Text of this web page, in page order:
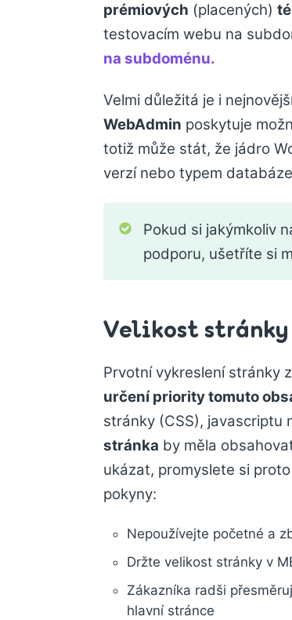
prémiových (placených)
testovacím webu na
na subdoménu.
Velmi důležitá je i
WebAdmin poskytuje
totiž může stát, že jádro
verzí nebo typem
Pokud si jakýmkoliv
podporu, ušetříte si
Velikost
Prvotní vykreslení stránky
určení priority tomuto
stránky (CSS), javascriptu
stránka by měla
ukázat, promyslete si
pokyny:
Nepoužívejte početné a
Držte velikost stránky v
Zákazníka radši
hlavní stránce